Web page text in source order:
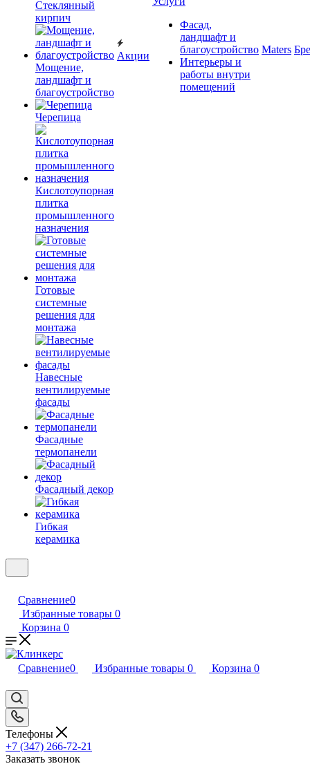
Cтеклянный
кирпич
Мощение,
ландшафт и
благоустройство
Черепица
Кислотоупорная
плитка
промышленного
назначения
Готовые
системные
решения для
монтажа
Навесные
вентилируемые
фасады
Фасадные
термопанели
Фасадный декор
Гибкая
керамика
Акции
Фасад,
ландшафт и
благоустройство
Интерьеры и
работы внутри
помещений
Maters
Сравнение0
Избранные товары 0
Корзина 0
Сравнение0 Избранные товары 0 Корзина 0
Телефоны
+7 (347) 266-72-21
Заказать звонок